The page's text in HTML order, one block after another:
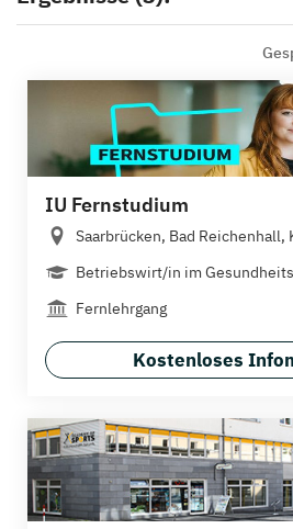
IU Fernstudium
Saarbrücken, Bad Reichenhall,
Betriebswirt/in im
Fernlehrgang
Kostenloses